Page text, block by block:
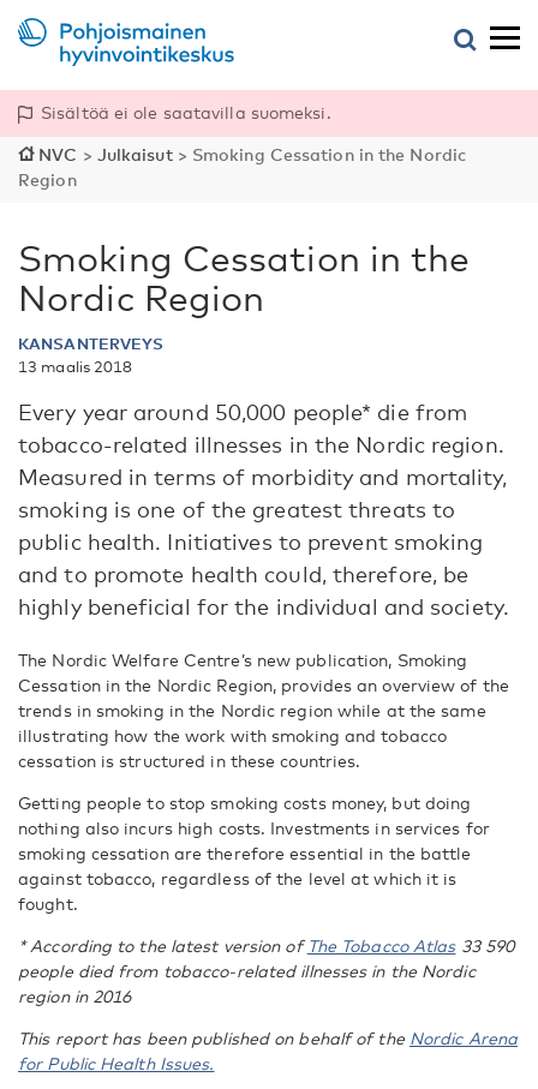
Sisältöä ei ole saatavilla suomeksi.
NVC > Julkaisut> Smoking Cessation in the Nordic
Region
Smoking Cessation in the
Nordic Region
KANSANTERVEYS
13 maalis 2018
Every year around 50,000 people* die from
tobacco-related illnesses in the Nordic region.
Measured in terms of morbidity and mortality,
smoking is one of the greatest threats to
public health. Initiatives to prevent smoking
and to promote health could, therefore, be
highly beneficial for the individual and society.
The Nordic Welfare Centre’s new publication, Smoking
Cessation in the Nordic Region, provides an overview of the
trends in smoking in the Nordic region while at the same
illustrating how the work with smoking and tobacco
cessation is structured in these countries.
Getting people to stop smoking costs money, but doing
nothing also incurs high costs. Investments in services for
smoking cessation are therefore essential in the battle
against tobacco, regardless of the level at which it is
fought.
* According to the latest version ofThe Tobacco Atlas33 590
people died from tobacco-related illnesses in the Nordic
region in 2016
This report has been published on behalf of the Nordic Arena
for Public Health Issues.